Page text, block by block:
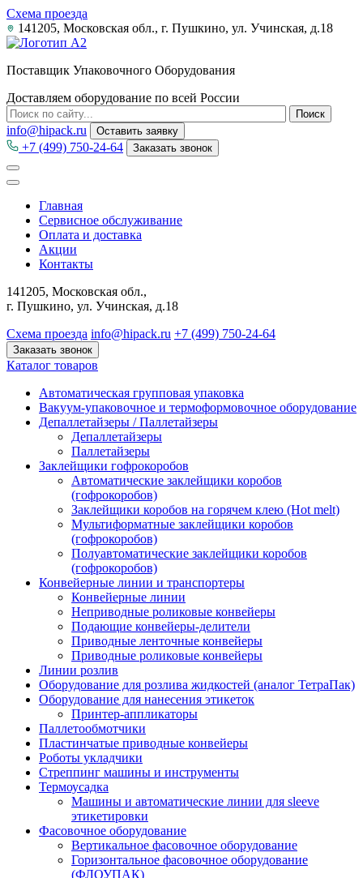
Схема проезда
141205, Московская обл., г. Пушкино, ул. Учинская, д.18
Поставщик Упаковочного Оборудования
Доставляем оборудование по всей России
info@hipack.ru Оставить заявку
+7 (499) 750-24-64 Заказать звонок
Главная
Сервисное обслуживание
Оплата и доставка
Акции
Контакты
141205, Московская обл.,
г. Пушкино, ул. Учинская, д.18
Схема проезда info@hipack.ru +7 (499) 750-24-64
Заказать звонок
Каталог товаров
Автоматическая групповая упаковка
Вакуум-упаковочное и термоформовочное оборудование
Депаллетайзеры / Паллетайзеры
Депаллетайзеры
Паллетайзеры
Заклейщики гофрокоробов
Автоматические заклейщики коробов
(гофрокоробов)
Заклейщики коробов на горячем клею (Hot melt)
Мультиформатные заклейщики коробов
(гофрокоробов)
Полуавтоматические заклейщики коробов
(гофрокоробов)
Конвейерные линии и транспортеры
Конвейерные линии
Неприводные роликовые конвейеры
Подающие конвейеры-делители
Приводные ленточные конвейеры
Приводные роликовые конвейеры
Линии розлив
Оборудование для розлива жидкостей (аналог ТетраПак)
Оборудование для нанесения этикеток
Принтер-аппликаторы
Паллетообмотчики
Пластинчатые приводные конвейеры
Роботы укладчики
Стреппинг машины и инструменты
Термоусадка
Машины и автоматические линии для sleeve
этикетировки
Фасовочное оборудование
Вертикальное фасовочное оборудование
Горизонтальное фасовочное оборудование
(ФЛОУПАК)